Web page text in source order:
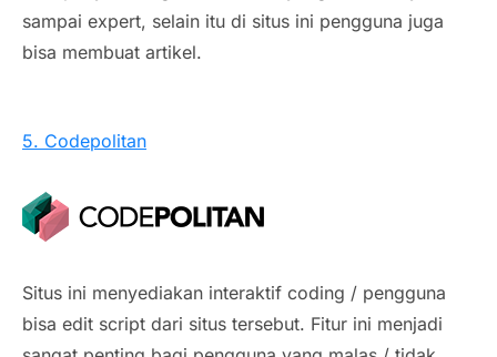
sampai expert, selain itu di situs ini pengguna juga
bisa membuat artikel.
5. Codepolitan
Situs ini menyediakan interaktif coding / pengguna
bisa edit script dari situs tersebut. Fitur ini menjadi